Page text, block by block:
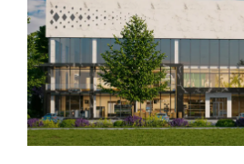
Оставьте заявку
Обсудим ваш проект
и ответим на ваши вопросы
Оставить заявку